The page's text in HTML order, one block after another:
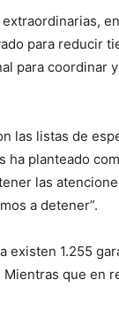
para reducir
para coordinar
las listas de
planteado
las
a detener”.
1.255
que en